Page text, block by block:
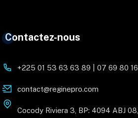
Contactez-nous
+225 01 53 63 63 89 | 07 69 80
contact@reginepro.com
Cocody Riviera 3, BP: 4094 ABJ